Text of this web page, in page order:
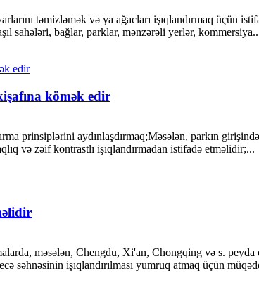
təmizləmək və ya ağacları işıqlandırmaq üçün
sahələri, bağlar, parklar, mənzərəli yerlər,
kömək edir
prinsiplərini aydınlaşdırmaq;Məsələn, parkın
və zəif kontrastlı işıqlandırmadan istifadə etməlidir;...
məsələn, Chengdu, Xi'an, Chongqing və s. peyda
səhnəsinin işıqlandırılması yumruq atmaq üçün